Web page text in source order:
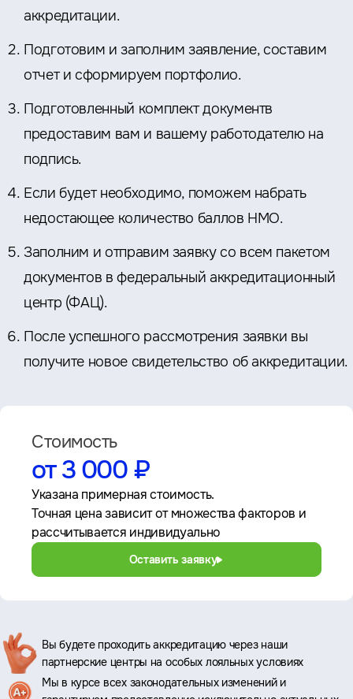
аккредитации.
Подготовим и заполним заявление, составим
отчет и сформируем портфолио.
Подготовленный комплект документв
предоставим вам и вашему работодателю на
подпись.
Если будет необходимо, поможем набрать
недостающее количество баллов НМО.
Заполним и отправим заявку со всем пакетом
документов в федеральный аккредитационный
центр (ФАЦ).
После успешного рассмотрения заявки вы
получите новое свидетельство об аккредитации.
Стоимость
от 3 000 ₽
Указана примерная стоимость.
Точная цена зависит от множества факторов и
рассчитывается индивидуально
Оставить заявку
Ключевые
преимущества
Вы будете проходить аккредитацию через наши
партнерские центры на особых лояльных условиях
Мы в курсе всех законодательных изменений и